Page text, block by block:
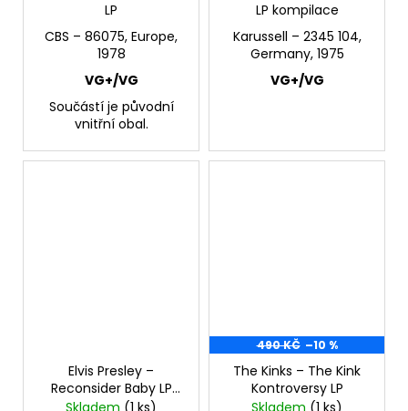
LP
CBS – 86075, Europe,
1978
VG+/VG
Součástí je původní
vnitřní obal.
LP kompilace
Karussell – 2345 104,
Germany, 1975
VG+/VG
Elvis Presley –
Reconsider Baby LP
blue
Skladem (1 ks)
490 KČ –10 %
The Kinks – The Kink
Kontroversy LP
Skladem (1 ks)